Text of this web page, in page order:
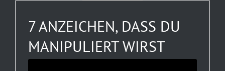
7 ANZEICHEN, DASS DU
MANIPULIERT WIRST